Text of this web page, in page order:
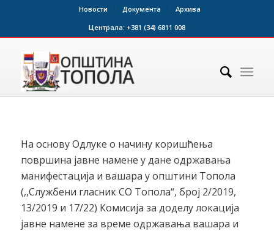
Новости Документа
Архива
Централа: +381 (34) 6811 008
На основу Одлуке о начину коришћења
површина јавне намене у дане одржавања
манифестација и вашара у општини Топола
(,,Службени гласник СО Топола“, број 2/2019,
13/2019 и 17/22) Комисија за доделу локација
јавне намене за време одржавања вашара и